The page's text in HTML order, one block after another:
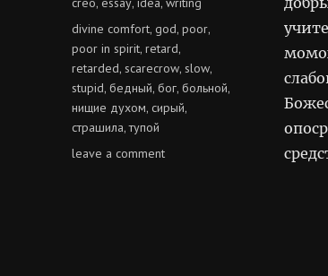
Tags
divine comfort,god,poor,
poor in spirit,retard,
retarded, scarecrow, slow,
stupid,бедный,бог,больной,
нищие духом,сирый,
страшила,тупой
leave a commenton